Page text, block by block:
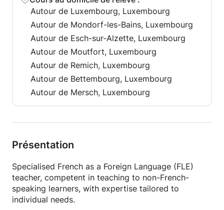
I come to your place
French with ludic games for children - because they
are in holidays!;)
ADULTS: you are adult and you would like to learn
French during your holidays? Holidays' session
possible, intensive or not! OR you are in telework or
freelance or atypic work shifts (morning/night,
hospitality jobs, health jobs, etc.) or retired or for
any reason and you have time every morning or
every afternoon for a French session during one
from 5pm-8pm in one week, contact me for
availabilities
- Next session EACH MONDAY - For booking it's
10h+5h because it's a session and the website takes
his own fees
Please contact me for more details
Autour de Luxembourg, Luxembourg
Autour de Mondorf-les-Bains, Luxembourg
Autour de Esch-sur-Alzette, Luxembourg
Autour de Moutfort, Luxembourg
Autour de Remich, Luxembourg
Autour de Bettembourg, Luxembourg
Autour de Mersch, Luxembourg
Présentation
Specialised French as a Foreign Language (FLE)
teacher, competent in teaching to non-French-
speaking learners, with expertise tailored to
individual needs.